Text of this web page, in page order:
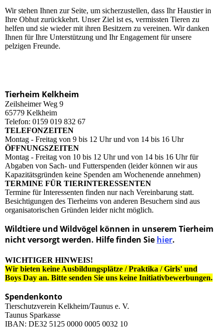
Wir stehen Ihnen zur Seite, um sicherzustellen, dass Ihr Haustier in
Ihre Obhut zurückkehrt. Unser Ziel ist es, vermissten Tieren zu
helfen und sie wieder mit ihren Besitzern zu vereinen. Wir danken
Ihnen für Ihre Unterstützung und Ihr Engagement für unsere
pelzigen Freunde.
Tierheim Kelkheim
Zeilsheimer Weg 9
65779 Kelkheim
Telefon: 0159 019 832 67
TELEFONZEITEN
Montag - Freitag von 9 bis 12 Uhr und von 14 bis 16 Uhr
ÖFFNUNGSZEITEN
Montag - Freitag von 10 bis 12 Uhr und von 14 bis 16 Uhr für
Abgaben von Sach- und Futterspenden (leider können wir aus
Kapazitätsgründen keine Spenden am Wochenende annehmen)
TERMINE FÜR TIERINTERESSENTEN
Termine für Interessenten finden nur nach Vereinbarung statt.
Besichtigungen des Tierheims von anderen Besuchern sind aus
organisatorischen Gründen leider nicht möglich.
Wildtiere und Wildvögel können in unserem Tierheim
nicht versorgt werden. Hilfe finden Sie hier.
WICHTIGER HINWEIS!
Wir bieten keine Ausbildungsplätze / Praktika / Girls' und
Boys Day an. Bitte senden Sie uns keine Initiativbewerbungen.
Spendenkonto
Tierschutzverein Kelkheim/Taunus e. V.
Taunus Sparkasse
IBAN: DE32 5125 0000 0005 0032 10